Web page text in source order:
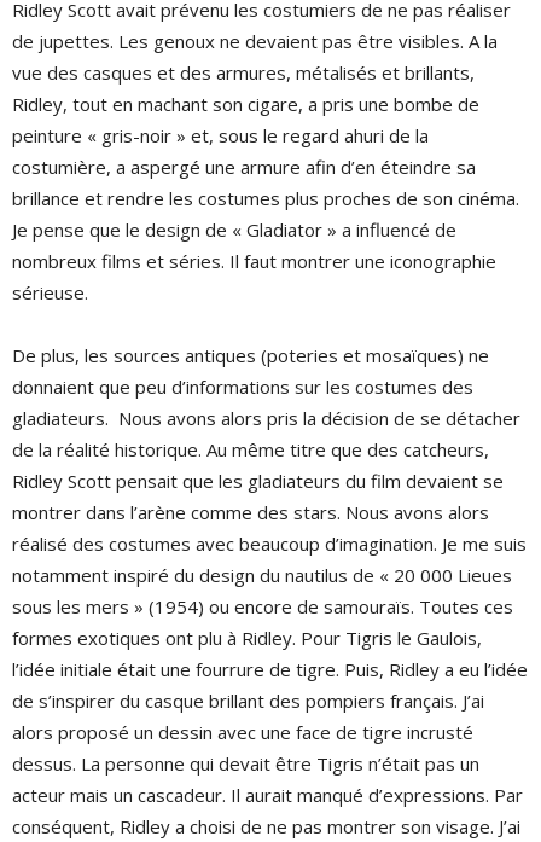
Ridley Scott avait prévenu les costumiers de ne pas réaliser
de jupettes. Les genoux ne devaient pas être visibles. A la
vue des casques et des armures, métalisés et brillants,
Ridley, tout en machant son cigare, a pris une bombe de
peinture « gris-noir » et, sous le regard ahuri de la
costumière, a aspergé une armure afin d’en éteindre sa
brillance et rendre les costumes plus proches de son cinéma.
Je pense que le design de « Gladiator » a influencé de
nombreux films et séries. Il faut montrer une iconographie
sérieuse.
De plus, les sources antiques (poteries et mosaïques) ne
donnaient que peu d’informations sur les costumes des
gladiateurs. Nous avons alors pris la décision de se détacher
de la réalité historique. Au même titre que des catcheurs,
Ridley Scott pensait que les gladiateurs du film devaient se
montrer dans l’arène comme des stars. Nous avons alors
réalisé des costumes avec beaucoup d’imagination. Je me suis
notamment inspiré du design du nautilus de « 20 000 Lieues
sous les mers » (1954) ou encore de samouraïs. Toutes ces
formes exotiques ont plu à Ridley. Pour Tigris le Gaulois,
l’idée initiale était une fourrure de tigre. Puis, Ridley a eu l’idée
de s’inspirer du casque brillant des pompiers français. J’ai
alors proposé un dessin avec une face de tigre incrusté
dessus. La personne qui devait être Tigris n’était pas un
acteur mais un cascadeur. Il aurait manqué d’expressions. Par
conséquent, Ridley a choisi de ne pas montrer son visage. J’ai